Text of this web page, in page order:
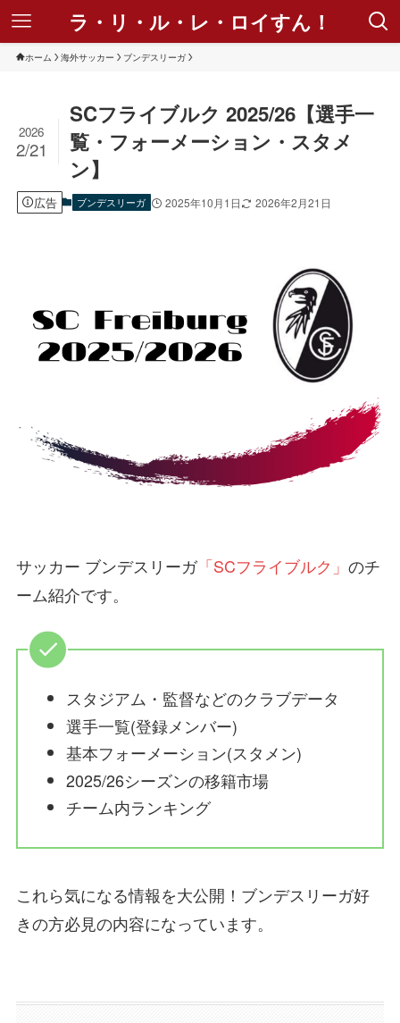
ラ・リ・ル・レ・ロイすん！
ホーム 海外サッカー ブンデスリーガ
SCフライブルク 2025/26【選手一
覧・フォーメーション・スタメ
ン】
2026
2/21
広告 ブンデスリーガ 2025年10月1日 2026年2月21日
サッカー ブンデスリーガ「SCフライブルク」 のチ
ーム紹介です。
スタジアム・監督などのクラブデータ
選手一覧(登録メンバー)
基本フォーメーション(スタメン)
2025/26シーズンの移籍市場
チーム内ランキング
これら気になる情報を大公開！ブンデスリーガ好
きの方必見の内容になっています。